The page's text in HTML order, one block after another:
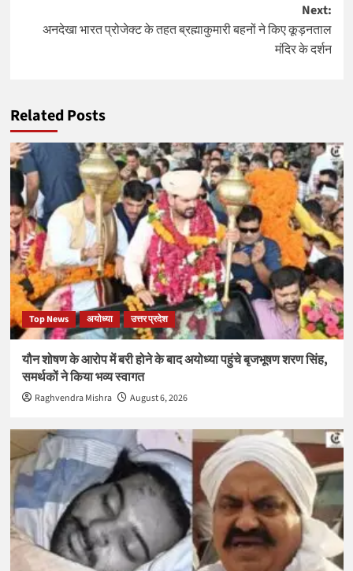
Next:
अनदेखा भारत प्रोजेक्ट के तहत ब्रह्माकुमारी बहनों ने किए कूड़नताल
मंदिर के दर्शन
Related Posts
Top News अयोध्या उत्तर प्रदेश
यौन शोषण के आरोप में बरी होने के बाद अयोध्या पहुंचे बृजभूषण शरण सिंह,
समर्थकों ने किया भव्य स्वागत
Raghvendra Mishra August 6, 2026